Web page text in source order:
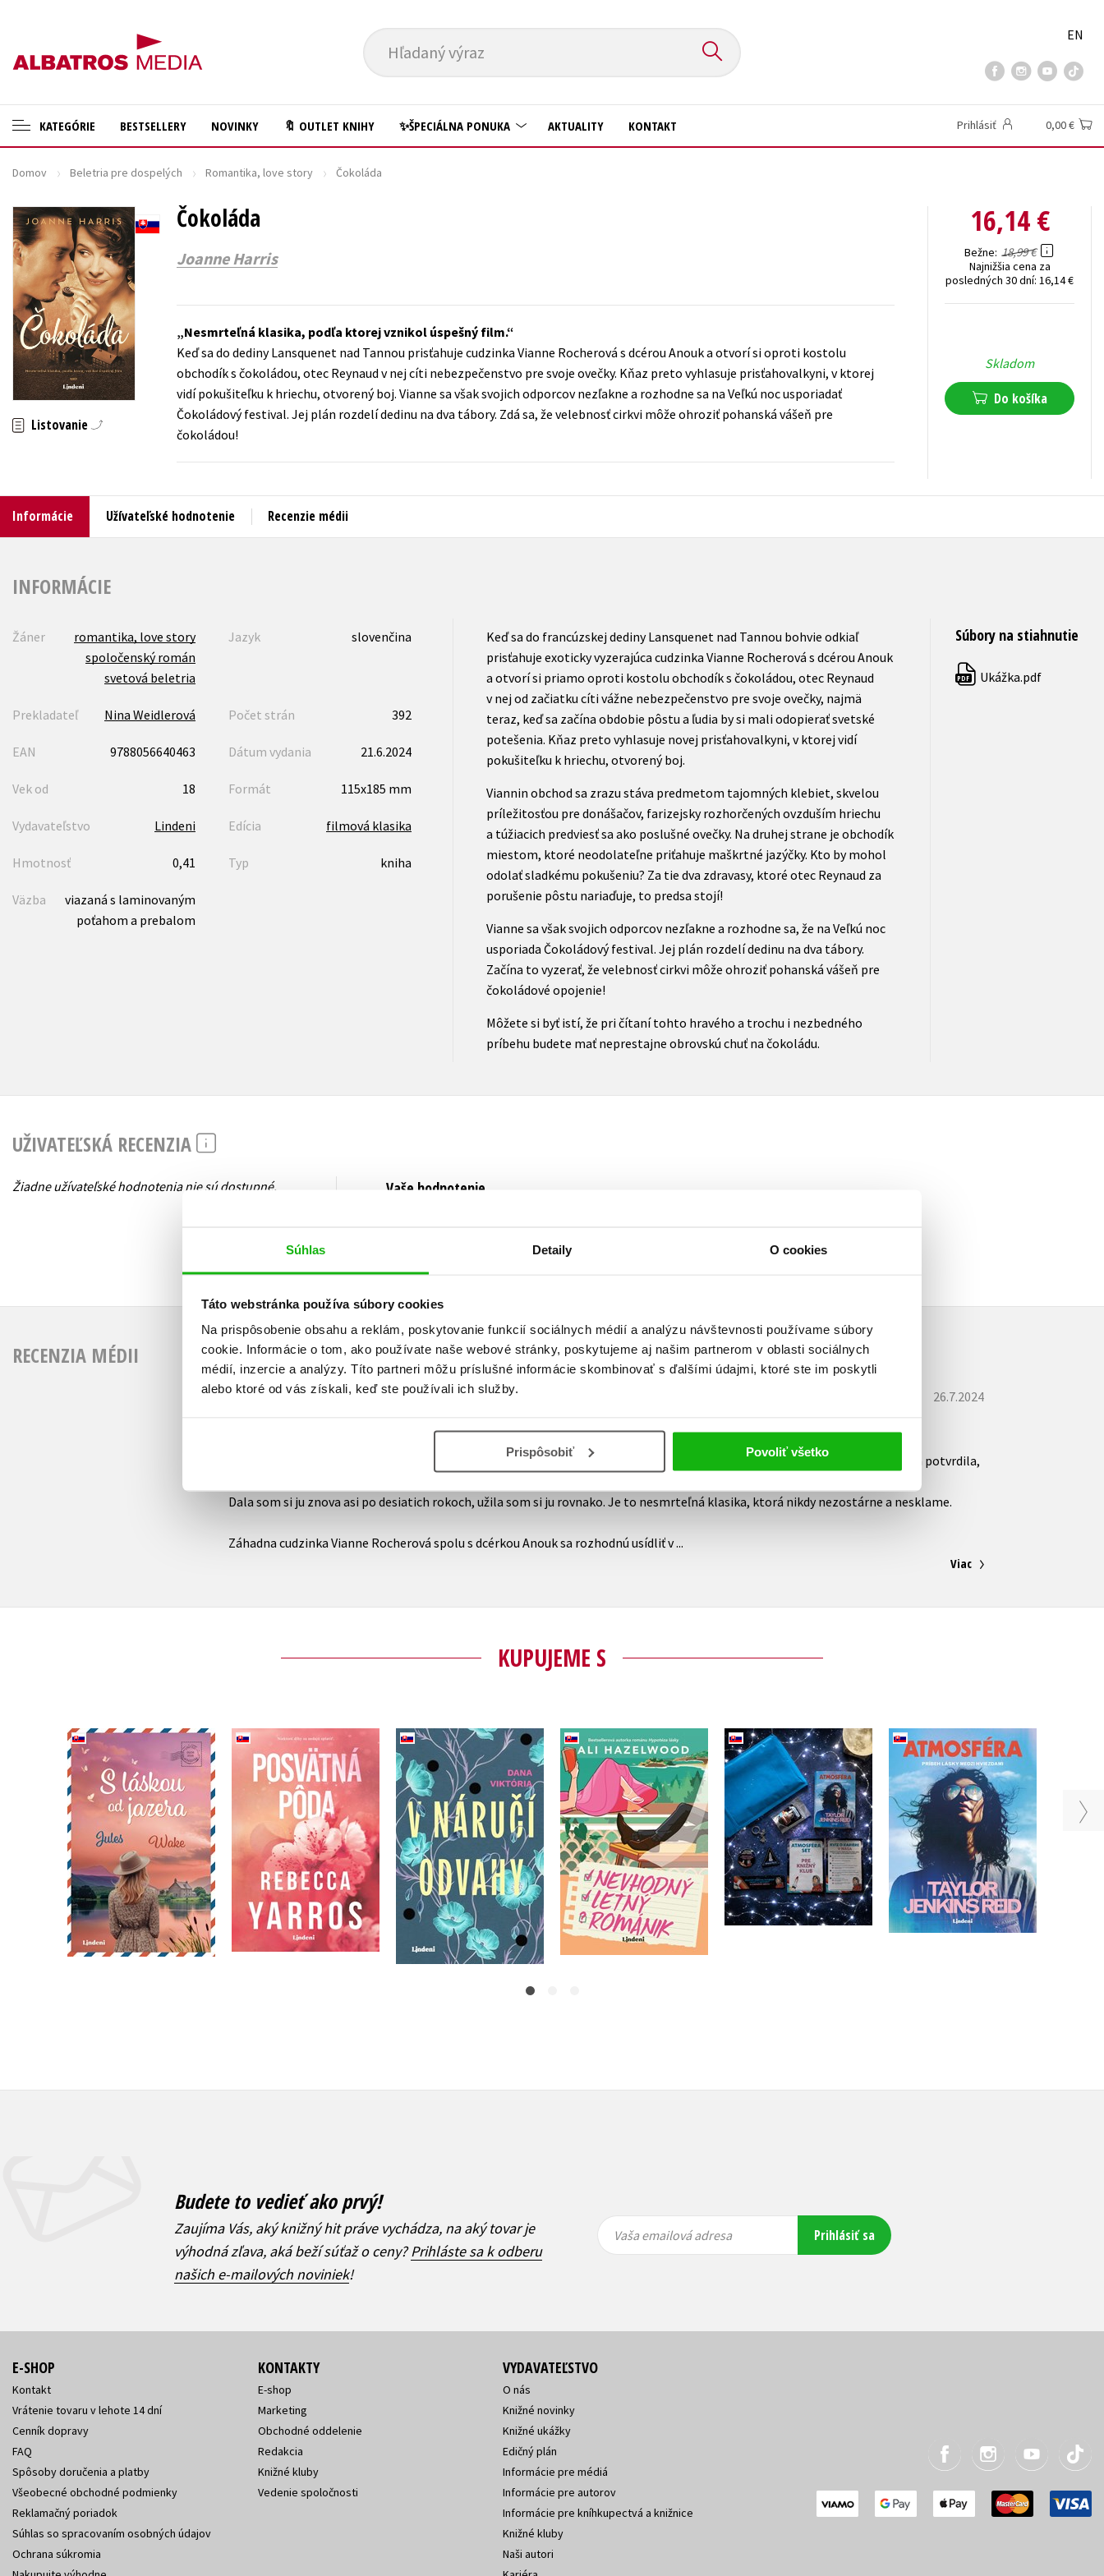
Súhlas Detaily O cookies
Táto webstránka používa súbory cookies
Na prispôsobenie obsahu a reklám, poskytovanie funkcií sociálnych médií a analýzu návštevnosti používame súbory
cookie. Informácie o tom, ako používate naše webové stránky, poskytujeme aj našim partnerom v oblasti sociálnych
médií, inzercie a analýzy. Títo partneri môžu príslušné informácie skombinovať s ďalšími údajmi, ktoré ste im poskytli
alebo ktoré od vás získali, keď ste používali ich služby.
Prispôsobiť Povoliť všetko
Hľadaný výraz
EN
KATEGÓRIE
🛍️ Darčekové poukazy
✍️Knihy s podpisom
🎁 Limitované balíčky
🔥 Výhodné predpredaje
🏷️ Zlacnené knihy
⚔️ Zaklínač na CD
🔖Outlet knihy
Cestovanie
Darčekové publikácie
Doplnkový sortiment
Ezoterika a duchovný svet
História a military
Hobby
Humanitné a spoločenské vedy
Jazyky
Kalendáre, diáre
Ostatné
Počítače
Populárno - náučné pre deti
Učebnice
Výchova a pedagogika
Young adult
Zdravie a životný štýl
BESTSELLERY NOVINKY 🔖 OUTLET KNIHY ✨ŠPECIÁLNA PONUKA AKTUALITY KONTAKT Prihlásiť 0,00 €
Domov Beletria pre dospelých Romantika, love story Čokoláda
Čokoláda
Joanne Harris
Listovanie
Nesmrteľná klasika, podľa ktorej vznikol úspešný film.
Keď sa do dediny Lansquenet nad Tannou prisťahuje cudzinka Vianne Rocherová s dcérou Anouk a otvorí si oproti kostolu
obchodík s čokoládou, otec Reynaud v nej cíti nebezpečenstvo pre svoje ovečky. Kňaz preto vyhlasuje prisťahovalkyni, v ktorej
vidí pokušiteľku k hriechu, otvorený boj. Vianne sa však svojich odporcov nezľakne a rozhodne sa na Veľkú noc usporiadať
Čokoládový festival. Jej plán rozdelí dedinu na dva tábory. Zdá sa, že velebnosť cirkvi môže ohroziť pohanská vášeň pre
čokoládou!
16,14 €
Bežne 18,99 €
Najnižšia cena za
posledných 30 dní: 16,14 €
Skladom
Do košíka
Informácie Užívateľské hodnotenie Recenzie médii
INFORMÁCIE
Žáner
romantika, love story
spoločenský román
svetová beletria
Jazyk slovenčina
Prekladateľ Nina Weidlerová Počet strán 392
EAN 9788056640463 Dátum vydania 21.6.2024
Vek od 18 Formát 115x185 mm
Vydavateľstvo Lindeni Edícia filmová klasika
Hmotnosť 0,41 Typ kniha
Väzba
viazaná s laminovaným
poťahom a prebalom
Keď sa do francúzskej dediny Lansquenet nad Tannou bohvie odkiaľ
prisťahuje exoticky vyzerajúca cudzinka Vianne Rocherová s dcérou Anouk
a otvorí si priamo oproti kostolu obchodík s čokoládou, otec Reynaud
v nej od začiatku cíti vážne nebezpečenstvo pre svoje ovečky, najmä
teraz, keď sa začína obdobie pôstu a ľudia by si mali odopierať svetské
potešenia. Kňaz preto vyhlasuje novej prisťahovalkyni, v ktorej vidí
pokušiteľku k hriechu, otvorený boj.
Viannin obchod sa zrazu stáva predmetom tajomných klebiet, skvelou
príležitosťou pre donášačov, farizejsky rozhorčených ovzduším hriechu
a túžiacich predviesť sa ako poslušné ovečky. Na druhej strane je obchodík
miestom, ktoré neodolateľne priťahuje maškrtné jazýčky. Kto by mohol
odolať sladkému pokušeniu? Za tie dva zdravasy, ktoré otec Reynaud za
porušenie pôstu nariaďuje, to predsa stojí!
Vianne sa však svojich odporcov nezľakne a rozhodne sa, že na Veľkú noc
usporiada Čokoládový festival. Jej plán rozdelí dedinu na dva tábory.
Začína to vyzerať, že velebnosť cirkvi môže ohroziť pohanská vášeň pre
čokoládové opojenie!
Môžete si byť istí, že pri čítaní tohto hravého a trochu i nezbedného
príbehu budete mať neprestajne obrovskú chuť na čokoládu.
Súbory na stiahnutie
PDF Ukážka.pdf
UŽIVATEĽSKÁ RECENZIA
Žiadne užívateľské hodnotenia nie sú dostupné. Vaše hodnotenie
RECENZIA MÉDII
Ildi knihomolka - Čokoláda 26.7.2024
Bol to príjemný návrat do francúzskej dedinky Lansquenet nad Tannou z ktorej sála vôňa čokolády a ktorá ma opäť okúzlila a potvrdila,
Dala som si ju znova asi po desiatich rokoch, užila som si ju rovnako. Je to nesmrteľná klasika, ktorá nikdy nezostárne a nesklame.
Viac
KUPUJEME S
S láskou od jazera
Jules Wake
Do košíka
16,99 €
Posvätná pôda
Rebecca Yarros
Do košíka
18,62 €
V náručí odvahy
Dana Viktória
Do košíka
15,29 €
Nevhodný letný
románik
Ali Hazelwood
Do košíka
18,62 €
Atmosféra (hviezdny
balíček)
Taylor Jenkins Reidová
Do košíka
29,67 €
Atmosféra
Taylor Jenkins Reidová
Do košíka
20,32 €
Budete to vedieť ako prvý!
Zaujíma Vás, aký knižný hit práve vychádza, na aký tovar je
výhodná zľava, aká beží súťaž o ceny?Prihláste sa k odberu
našich e-mailových noviniek!
emailová
emailová
Vaša emailová adresa Prihlásiť sa
E-SHOP
Kontakt
Vrátenie tovaru v lehote 14 dní
Cenník dopravy
FAQ
Spôsoby doručenia a platby
Všeobecné obchodné podmienky
Reklamačný poriadok
Súhlas so spracovaním osobných údajov
Ochrana súkromia
KONTAKTY
E-shop
Marketing
Obchodné oddelenie
Redakcia
Knižné kluby
Vedenie spoločnosti
VYDAVATEĽSTVO
O nás
Knižné novinky
Knižné ukážky
Edičný plán
Informácie pre médiá
Informácie pre autorov
Informácie pre kníhkupectvá a knižnice
Knižné kluby
Naši autori